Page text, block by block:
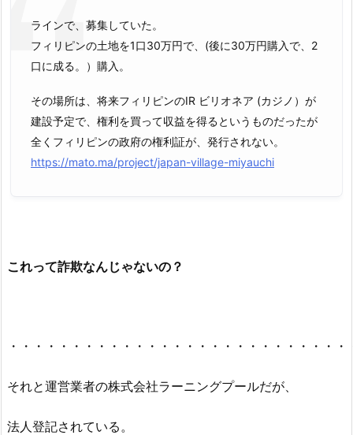
ラインで、募集していた。
フィリピンの土地を1口30万円で、(後に30万円購入で、2
口に成る。）購入。
その場所は、将来フィリピンのIR ビリオネア (カジノ）が
建設予定で、権利を買って収益を得るというものだったが
全くフィリピンの政府の権利証が、発行されない。
https://mato.ma/project/japan-village-miyauchi
これって詐欺なんじゃないの？
・・・・・・・・・・・・・・・・・・・・・・・・・・・
それと運営業者の株式会社ラーニングプールだが、
法人登記されている。